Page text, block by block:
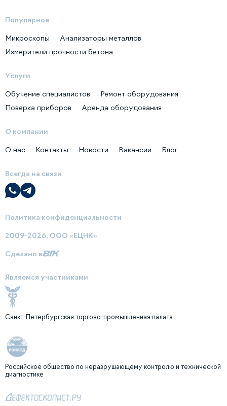
Популярное
Микроскопы
Анализаторы металлов
Измерители прочности бетона
Услуги
Обучение специалистов
Ремонт оборудования
Поверка приборов
Аренда оборудования
О компании
О нас Контакты Новости Вакансии Блог
Всегда на связи
Политика конфиденциальности
2009-2026, ООО «ЕЦНК»
Сделано в
Являемся участниками
Санкт-Петербургская торгово-промышленная палата
Российское общество по неразрушающему контролю и технической
диагностике